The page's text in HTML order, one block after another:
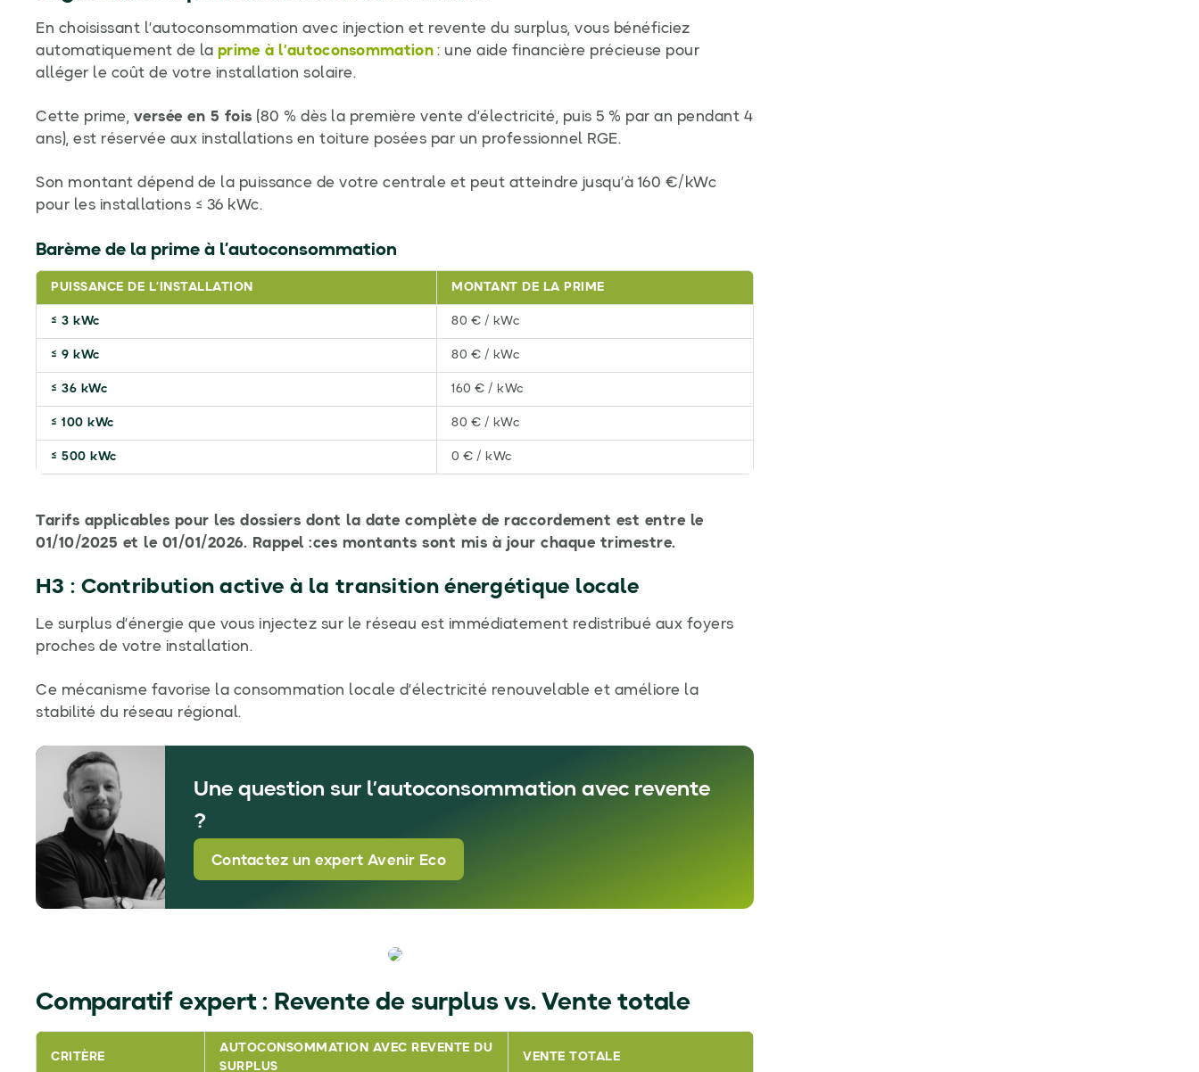
En choisissant l’autoconsommation avec injection et revente du surplus, vous bénéficiez
automatiquement de la prime à l’autoconsommation: une aide financière précieuse pour
alléger le coût de votre installation solaire.
Cette prime, versée en 5 fois (80 % dès la première vente d’électricité, puis 5 % par an pendant 4
ans), est réservée aux installations en toiture posées par un professionnel RGE.
Son montant dépend de la puissance de votre centrale et peut atteindre jusqu’à 160 €/kWc
pour les installations ≤ 36 kWc.
Barème de la prime à l’autoconsommation
PUISSANCE DE L’INSTALLATION MONTANT DE LA PRIME
≤ 3 kWc 80 € / kWc
≤ 9 kWc 80 € / kWc
≤ 36 kWc 160 € / kWc
≤ 100 kWc 80 € / kWc
≤ 500 kWc 0 € / kWc
Tarifs applicables pour les dossiers dont la date complète de raccordement est entre le
01/10/2025 et le 01/01/2026. Rappel :ces montants sont mis à jour chaque trimestre.
H3 : Contribution active à la transition énergétique locale
Le surplus d’énergie que vous injectez sur le réseau est immédiatement redistribué aux foyers
proches de votre installation.
Ce mécanisme favorise la consommation locale d’électricité renouvelable et améliore la
stabilité du réseau régional.
Une question sur l’autoconsommation avec revente
?
Contactez un expert Avenir Eco
Comparatif expert : Revente de surplus vs. Vente totale
CRITÈRE
AUTOCONSOMMATION AVEC REVENTE DU
SURPLUS
VENTE TOTALE